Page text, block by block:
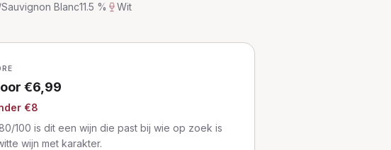
Blanc11.5 % Wit
€6,99
€8
100 is dit een wijn die past bij wie op zoek is
wijn met karakter.